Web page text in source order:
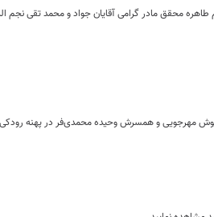
مهرجویی و همسرش وحیده محمدی‌فر در پهنه رودکی